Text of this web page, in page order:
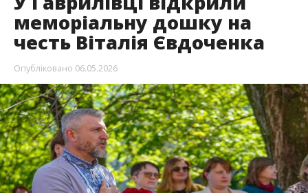
меморіальну дошку на
честь Віталія Євдоченка
Опубліковано 06.05.2026